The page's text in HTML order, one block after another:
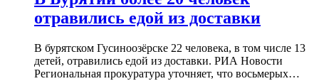
отравились едой из доставки
В бурятском Гусиноозёрске 22 человека, в том числе 13
детей, отравились едой из доставки. РИА Новости
Региональная прокуратура уточняет, что восьмерых…